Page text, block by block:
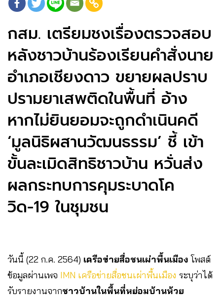
กสม. เตรียมชงเรื่องตรวจสอบ
หลังชาวบ้านร้องเรียนคำสั่งนาย
อำเภอเชียงดาว ขยายผลปราบ
ปรามยาเสพติดในพื้นที่ อ้าง
หากไม่ยินยอมจะถูกดำเนินคดี
‘มูลนิธิผสานวัฒนธรรม’ ชี้ เข้า
ขั้นละเมิดสิทธิชาวบ้าน หวั่นส่ง
ผลกระทบการคุมระบาดโค
วิด-19 ในชุมชน
วันนี้ (22 ก.ค. 2564) เครือข่ายสื่อชนเผ่าพื้นเมืองโพสต์
ข้อมูลผ่านเพจ IMN เครือข่ายสื่อชนเผ่าพื้นเมือง ระบุว่าได้
รับรายงานจากชาวบ้านในพื้นที่หย่อมบ้านห้วย